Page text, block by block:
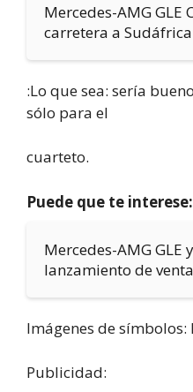
Mercedes-AMG GLE
carretera a Sudáfrica
:Lo que sea: sería
sólo para el
cuarteto.
Puede que te interese:
Mercedes-AMG GLE
lanzamiento de
Imágenes de símbolos:
Publicidad: